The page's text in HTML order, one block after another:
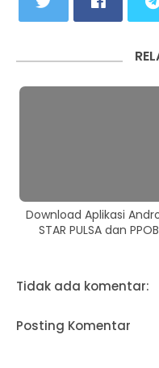
Download Aplikasi
STAR PULSA dan PPOB
Tidak ada komentar:
Posting Komentar